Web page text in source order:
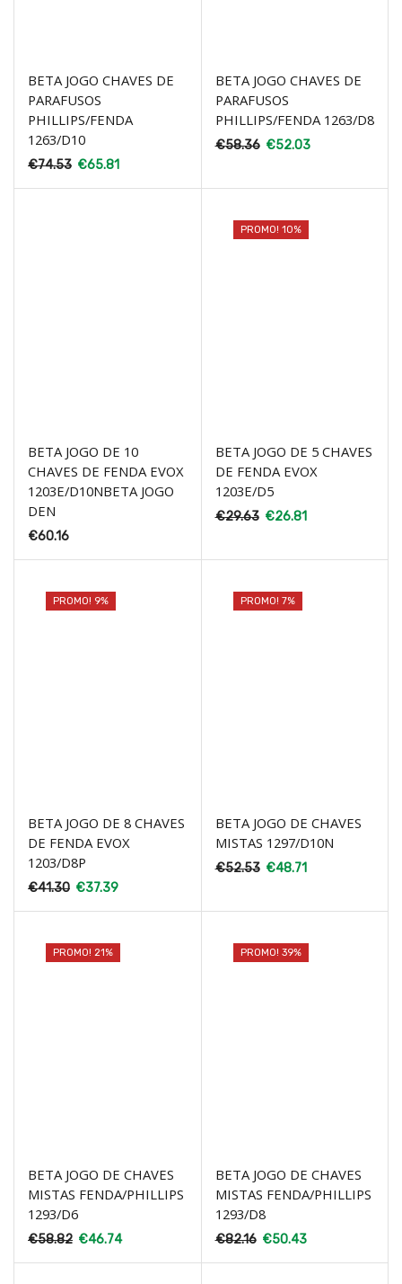
BETA JOGO CHAVES DE
PARAFUSOS
PHILLIPS/FENDA
1263/D10
€74.53 €65.81
BETA JOGO CHAVES DE
PARAFUSOS
PHILLIPS/FENDA 1263/D8
€58.36 €52.03
BETA JOGO DE 10
CHAVES DE FENDA EVOX
1203E/D10NBETA JOGO
DEN
€60.16
PROMO! 10%
BETA JOGO DE 5 CHAVES
DE FENDA EVOX
1203E/D5
€29.63 €26.81
PROMO! 9%
BETA JOGO DE 8 CHAVES
DE FENDA EVOX
1203/D8P
€41.30 €37.39
PROMO! 7%
BETA JOGO DE CHAVES
MISTAS 1297/D10N
€52.53 €48.71
PROMO! 21%
BETA JOGO DE CHAVES
MISTAS FENDA/PHILLIPS
1293/D6
€58.82 €46.74
PROMO! 39%
BETA JOGO DE CHAVES
MISTAS FENDA/PHILLIPS
1293/D8
€82.16 €50.43